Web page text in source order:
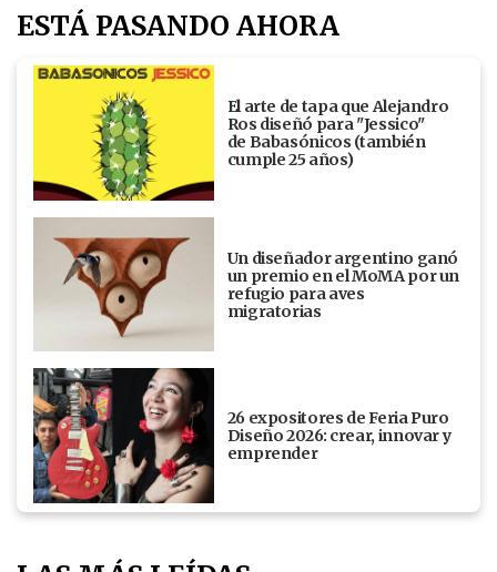
ESTÁ PASANDO AHORA
El arte de tapa que Alejandro
Ros diseñó para "Jessico"
de Babasónicos (también
cumple 25 años)
Un diseñador argentino ganó
un premio en el MoMA por un
refugio para aves
migratorias
26 expositores de Feria Puro
Diseño 2026: crear, innovar y
emprender